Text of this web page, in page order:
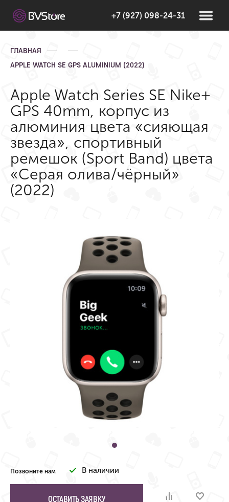
+7 (927) 098-24-31
ГЛАВНАЯ
APPLE WATCH SE GPS ALUMINIUM (2022)
Apple Watch Series SE Nike+
GPS 40mm, корпус из
алюминия цвета «сияющая
звезда», спортивный
ремешок (Sport Band) цвета
«Серая олива/чёрный»
(2022)
Позвоните нам В наличии
ОСТАВИТЬ ЗАЯВКУ